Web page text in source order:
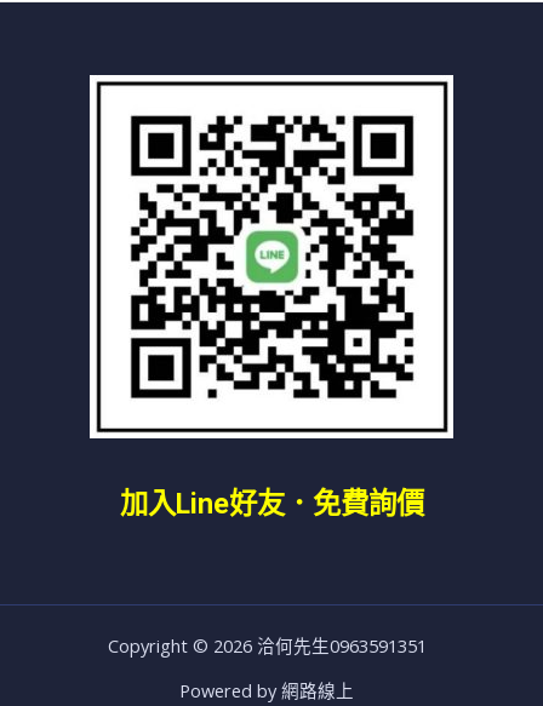
加入line好友．免費詢價
Copyright © 2026 洽何先生0963591351
Powered by 網路線上